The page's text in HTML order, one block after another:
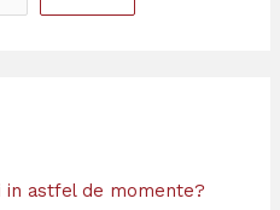
in astfel de momente?